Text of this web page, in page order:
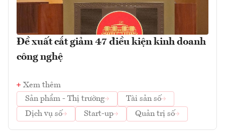
Đề xuất cắt giảm 47 điều kiện kinh doanh
công nghệ
Xem thêm
Sản phẩm - Thị trường
Tài sản số
Dịch vụ số
Start-up Quản trị số